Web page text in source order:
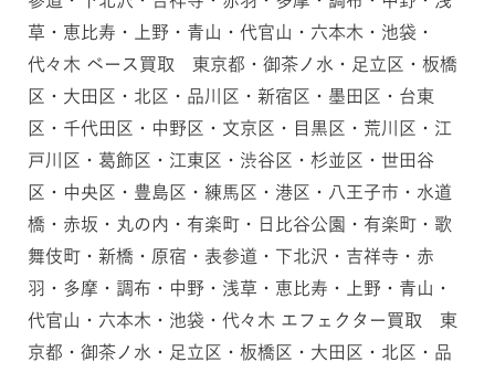
草・恵比寿・上野・青山・代官山・六本木・池袋・
代々木 ベース買取 東京都・御茶ノ水・足立区・板橋
区・大田区・北区・品川区・新宿区・墨田区・台東
区・千代田区・中野区・文京区・目黒区・荒川区・江
戸川区・葛飾区・江東区・渋谷区・杉並区・世田谷
区・中央区・豊島区・練馬区・港区・八王子市・水道
橋・赤坂・丸の内・有楽町・日比谷公園・有楽町・歌
舞伎町・新橋・原宿・表参道・下北沢・吉祥寺・赤
羽・多摩・調布・中野・浅草・恵比寿・上野・青山・
代官山・六本木・池袋・代々木 エフェクター買取 東
京都・御茶ノ水・足立区・板橋区・大田区・北区・品